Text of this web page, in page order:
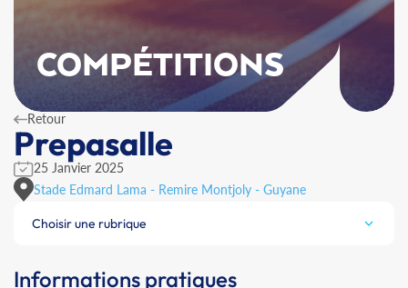
COMPÉTITIONS
Retour
Prepasalle
25 Janvier 2025
Stade Edmard Lama - Remire Montjoly - Guyane
Choisir une rubrique
Informations pratiques